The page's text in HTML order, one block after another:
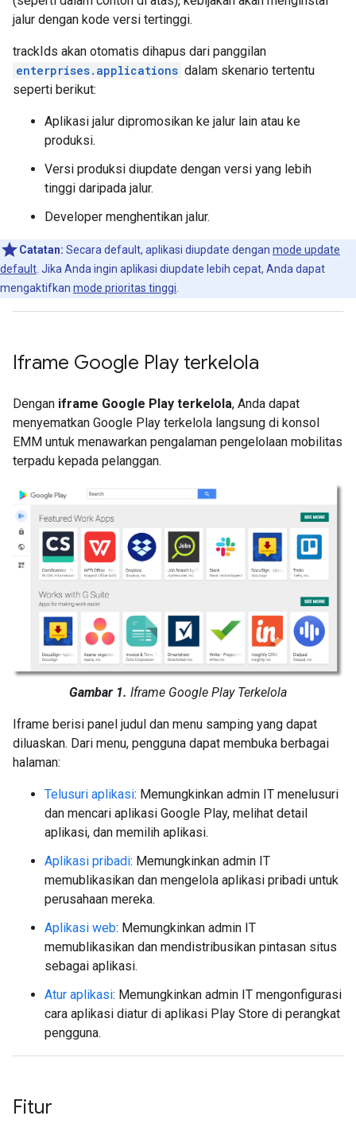
jalur dengan kode versi tertinggi.
trackIds akan otomatis dihapus dari panggilan
enterprises.applications dalam skenario tertentu
seperti berikut:
Aplikasi jalur dipromosikan ke jalur lain atau ke
produksi.
Versi produksi diupdate dengan versi yang lebih
tinggi daripada jalur.
Developer menghentikan jalur.
Catatan: Secara default, aplikasi diupdate dengan mode update
default . Jika Anda ingin aplikasi diupdate lebih cepat, Anda dapat
mengaktifkan mode prioritas tinggi
Iframe Google Play terkelola
Dengan iframe Google Play terkelola, Anda dapat
menyematkan Google Play terkelola langsung di konsol
EMM untuk menawarkan pengalaman pengelolaan mobilitas
terpadu kepada pelanggan.
Gambar 1. Iframe Google Play Terkelola
Iframe berisi panel judul dan menu samping yang dapat
diluaskan. Dari menu, pengguna dapat membuka berbagai
halaman:
Telusuri aplikasi: Memungkinkan admin IT menelusuri
dan mencari aplikasi Google Play, melihat detail
aplikasi, dan memilih aplikasi.
Aplikasi pribadi: Memungkinkan admin IT
memublikasikan dan mengelola aplikasi pribadi untuk
perusahaan mereka.
Aplikasi web: Memungkinkan admin IT
memublikasikan dan mendistribusikan pintasan situs
sebagai aplikasi.
Atur aplikasi: Memungkinkan admin IT mengonfigurasi
cara aplikasi diatur di aplikasi Play Store di perangkat
pengguna.
Fitur